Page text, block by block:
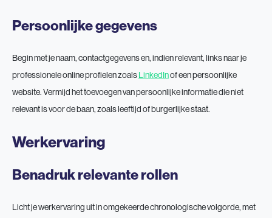
Persoonlijke gegevens
Begin met je naam, contactgegevens en, indien relevant, links naar je
professionele online profielen zoalsLinkedInof een persoonlijke
website. Vermijd het toevoegen van persoonlijke informatie die niet
relevant is voor de baan, zoals leeftijd of burgerlijke staat.
Werkervaring
Benadruk relevante rollen
Licht je werkervaring uit in omgekeerde chronologische volgorde, met